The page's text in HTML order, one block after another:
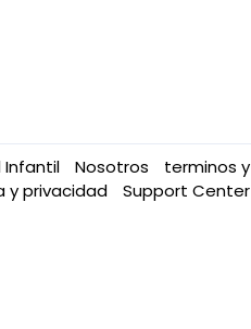
Infantil Nosotros
terminos y
y privacidad Support Center